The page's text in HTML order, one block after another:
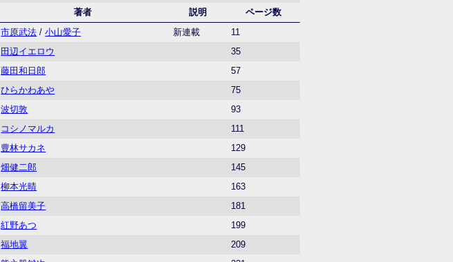
著者 説明
ページ数
市原武法 /小山愛子 新連載
11
田辺イエロウ
35
藤田和日郎
57
ひらかわあや
75
波切敦
93
コシノマルカ
111
豊林サカネ
129
畑健二郎
145
柳本光晴
163
高橋留美子
181
紅野あつ
199
福地翼
209